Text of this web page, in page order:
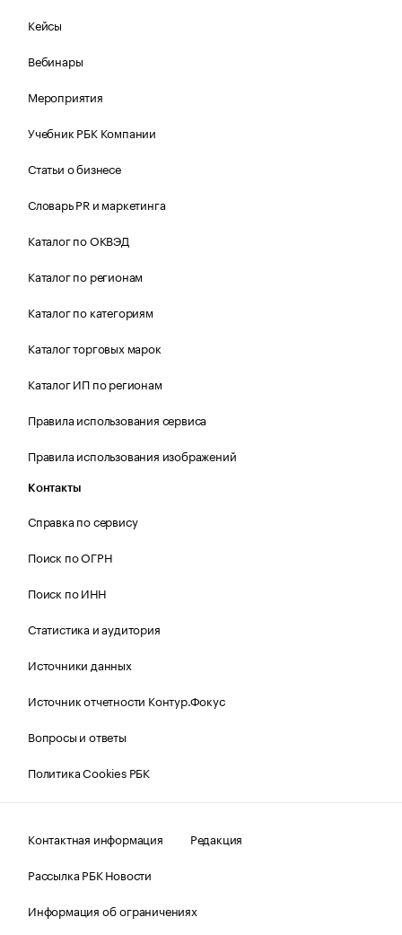
Кейсы
Вебинары
Мероприятия
Учебник РБК Компании
Статьи о бизнесе
Словарь PR и маркетинга
Каталог по ОКВЭД
Каталог по регионам
Каталог по категориям
Каталог торговых марок
Каталог ИП по регионам
Правила использования сервиса
Правила использования изображений
Контакты
Справка по сервису
Поиск по ОГРН
Поиск по ИНН
Статистика и аудитория
Источники данных
Источник отчетности Контур.Фокус
Вопросы и ответы
Политика Cookies РБК
Контактная информация
Редакция
Рассылка РБК Новости
Информация об ограничениях